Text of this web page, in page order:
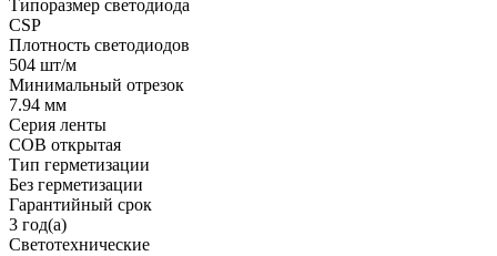
Типоразмер светодиода
CSP
Плотность светодиодов
504 шт/м
Минимальный отрезок
7.94 мм
Серия ленты
COB открытая
Тип герметизации
Без герметизации
Гарантийный срок
3 год(а)
Светотехнические